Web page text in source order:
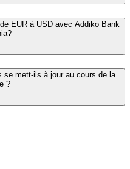
EUR à USD avec Addiko Bank
se mett-ils à jour au cours de la
?